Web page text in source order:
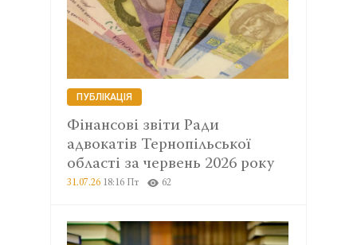
ПУБЛІКАЦІЯ
Фінансові звіти Ради
адвокатів Тернопільської
області за червень 2026 року
31.07.26 18:16 Пт 62